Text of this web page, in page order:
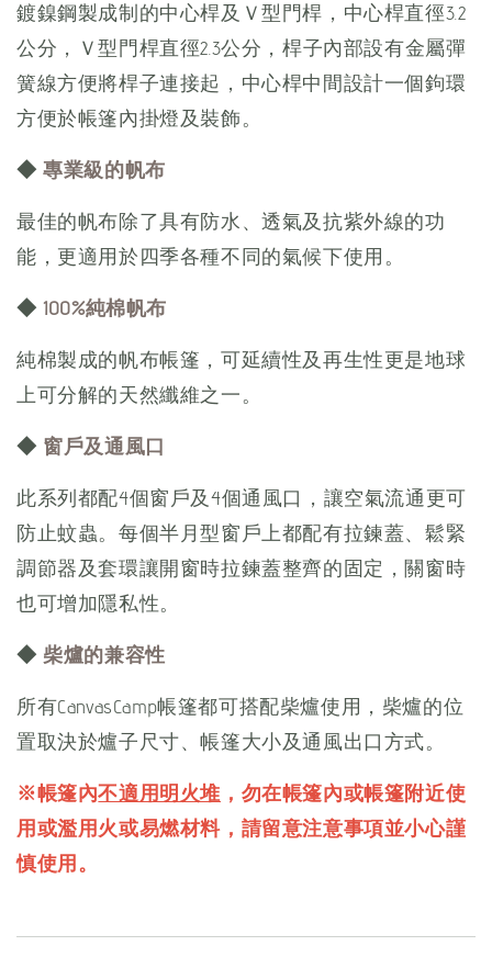
鍍鎳鋼製成制的中心桿及Ｖ型門桿，中心桿直徑3.2
公分，Ｖ型門桿直徑2.3公分，桿子內部設有金屬彈
簧線方便將桿子連接起，中心桿中間設計一個鉤環
方便於帳篷內掛燈及裝飾。
◆專業級的帆布
最佳的帆布除了具有防水、透氣及抗紫外線的功
能，更適用於四季各種不同的氣候下使用。
◆100%純棉帆布
純棉製成的帆布帳篷，可延續性及再生性更是地球
上可分解的天然纖維之一。
◆ 窗戶及通風口
此系列都配4個窗戶及4個通風口，讓空氣流通更可
防止蚊蟲。每個半月型窗戶上都配有拉鍊蓋、鬆緊
調節器及套環讓開窗時拉鍊蓋整齊的固定，關窗時
也可增加隱私性。
◆ 柴爐的兼容性
所有CanvasCamp帳篷都可搭配柴爐使用，柴爐的位
置取決於爐子尺寸、帳篷大小及通風出口方式。
※帳篷內不適用明火堆 ，勿在帳篷內或帳篷附近使
用或濫用火或易燃材料，請留意注意事項並小心謹
慎使用。